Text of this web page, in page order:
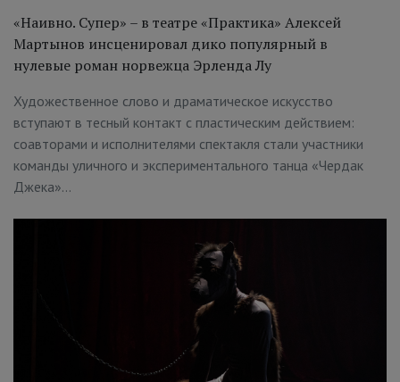
«Наивно. Супер» – в театре «Практика» Алексей
Мартынов инсценировал дико популярный в
нулевые роман норвежца Эрленда Лу
Художественное слово и драматическое искусство
вступают в тесный контакт с пластическим действием:
соавторами и исполнителями спектакля стали участники
команды уличного и экспериментального танца «Чердак
Джека»…